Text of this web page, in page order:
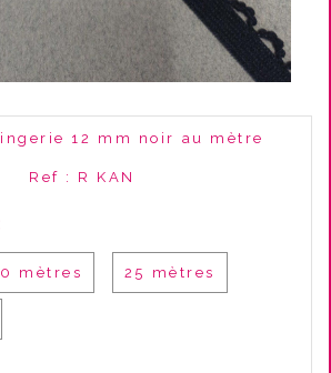
12 mm noir au mètre
Ref : R KAN
mètres 25 mètres